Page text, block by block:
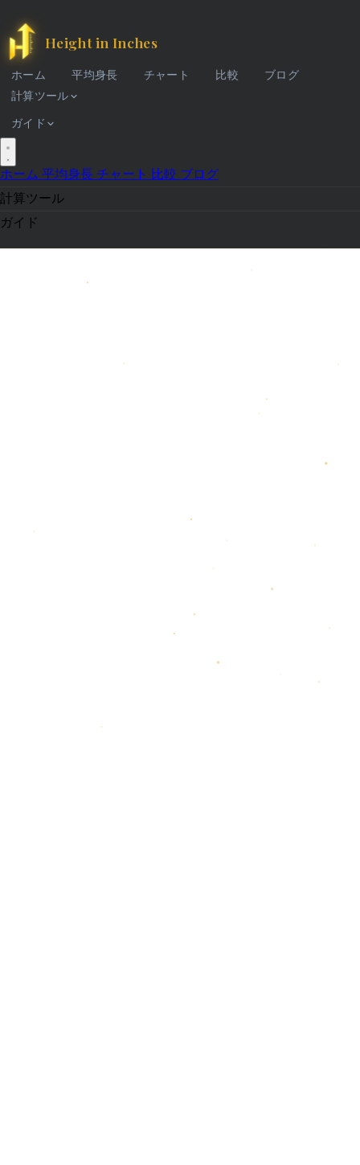
Height in Inches
ホーム 平均身長 チャート 比較
ブログ
計算ツール
ガイド
ホーム 平均身長 チャート 比較 ブログ
計算ツール
ガイド